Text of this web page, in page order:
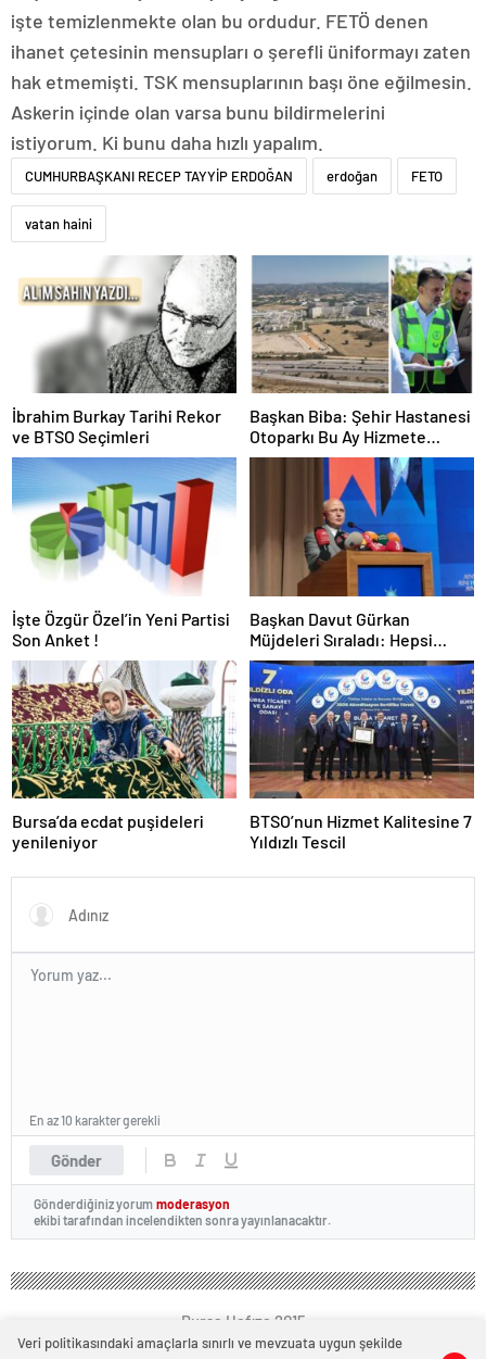
işte temizlenmekte olan bu ordudur. FETÖ denen
ihanet çetesinin mensupları o şerefli üniformayı zaten
hak etmemişti. TSK mensuplarının başı öne eğilmesin.
Askerin içinde olan varsa bunu bildirmelerini
istiyorum. Ki bunu daha hızlı yapalım.
CUMHURBAŞKANI RECEP TAYYİP ERDOĞAN erdoğan FETO
vatan haini
İbrahim Burkay Tarihi Rekor
ve BTSO Seçimleri
Başkan Biba: Şehir Hastanesi
Otoparkı Bu Ay Hizmete
Açılacak
İşte Özgür Özel’in Yeni Partisi
Son Anket !
Başkan Davut Gürkan
Müjdeleri Sıraladı: Hepsi
Yakında Hizmete Giriyor !
Bursa’da ecdat puşideleri
yenileniyor
BTSO’nun Hizmet Kalitesine 7
Yıldızlı Tescil
Gönder
En az 10 karakter gerekli
Gönderdiğiniz yorum moderasyon
ekibi tarafından incelendikten sonra yayınlanacaktır.
Bursa Hafıza 2015
Veri politikasındaki amaçlarla sınırlı ve mevzuata uygun şekilde